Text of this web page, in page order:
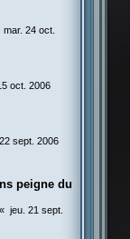
mar. 24 oct.
oct. 2006
sept. 2006
peigne du
« jeu. 21 sept.